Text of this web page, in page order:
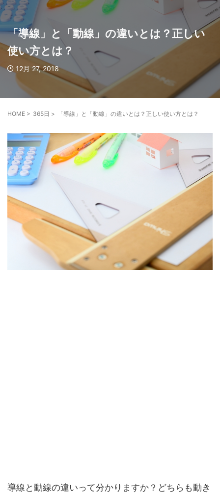
「導線」と「動線」の違いとは？正しい
使い方とは？
12月 27, 2018
HOME > 365日 > 「導線」と「動線」の違いとは？正しい使い方とは？
導線と動線の違いって分かりますか？どちらも動き